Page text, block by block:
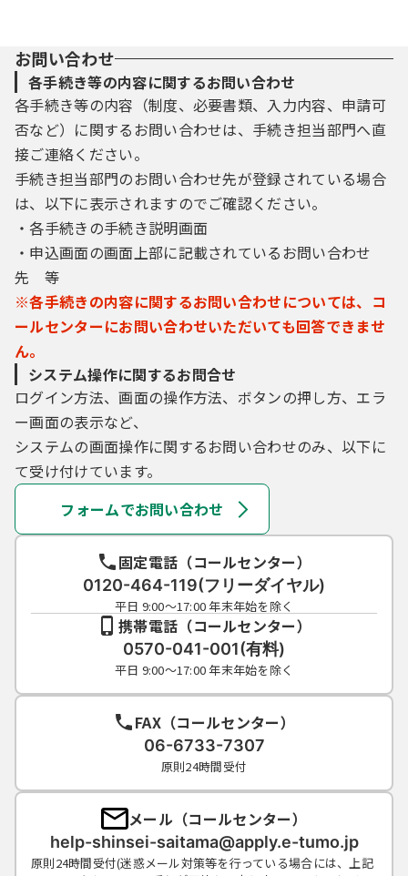
お問い合わせ
各手続き等の内容に関するお問い合わせ
各手続き等の内容（制度、必要書類、入力内容、申請可
否など）に関するお問い合わせは、手続き担当部門へ直
接ご連絡ください。
手続き担当部門のお問い合わせ先が登録されている場合
は、以下に表示されますのでご確認ください。
・各手続きの手続き説明画面
・申込画面の画面上部に記載されているお問い合わせ
先 等
※各手続きの内容に関するお問い合わせについては、コ
ールセンターにお問い合わせいただいても回答できませ
ん。
システム操作に関するお問合せ
ログイン方法、画面の操作方法、ボタンの押し方、エラ
ー画面の表示など、
システムの画面操作に関するお問い合わせのみ、以下に
て受け付けています。
フォームでお問い合わせ
固定電話（コールセンター）
0120-464-119(フリーダイヤル)
平日 9:00～17:00 年末年始を除く
携帯電話（コールセンター）
0570-041-001(有料)
平日 9:00～17:00 年末年始を除く
FAX（コールセンター）
06-6733-7307
原則24時間受付
メール（コールセンター）
help-shinsei-saitama@apply.e-tumo.jp
原則24時間受付(迷惑メール対策等を行っている場合には、上記